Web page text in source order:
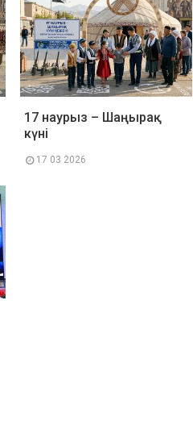
17 наурыз – Шаңырақ
күні
17 03 2026